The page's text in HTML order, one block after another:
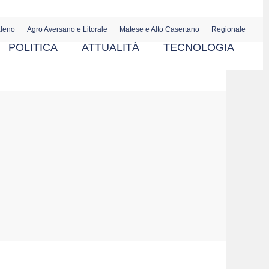
Agro Aversano e Litorale Matese e Alto Casertano Regionale
POLITICA ATTUALITÀ TECNOLOGIA